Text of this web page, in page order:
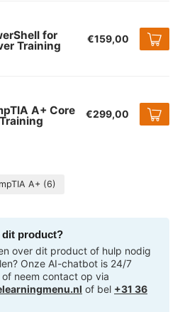
for
Training €159,00
A+ Core €299,00
A+ (6)
dit product?
over dit product of hulp nodig
Onze AI-chatbot is 24/7
neem contact op via
of bel +31 36